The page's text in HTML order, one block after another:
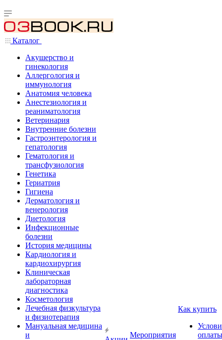
Каталог
Акушерство и
гинекология
Аллергология и
иммунология
Анатомия человека
Анестезиология и
реаниматология
Ветеринария
Внутренние болезни
Гастроэнтерология и
гепатология
Гематология и
трансфузиология
Генетика
Гериатрия
Гигиена
Дерматология и
венерология
Диетология
Инфекционные
болезни
История медицины
Кардиология и
кардиохирургия
Клиническая
лабораторная
диагностика
Косметология
Лечебная физкультура
и физиотерапия
Мануальная медицина
и
Мероприятия
Как купить
оплаты